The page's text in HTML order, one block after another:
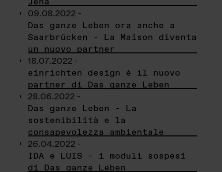
09.08.2022 -
Das ganze Leben ora anche a
Saarbrücken - La Maison diventa
un nuovo partner
18.07.2022 -
einrichten design è il nuovo
partner di Das ganze Leben
28.06.2022 -
Das ganze Leben - La
sostenibilità e la
consapevolezza ambientale
26.04.2022 -
IDA e LUIS - i moduli sospesi
di Das ganze Leben